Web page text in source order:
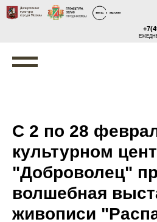
С 2 по 28
культурном
"Доброволец"
волшебная
живописи